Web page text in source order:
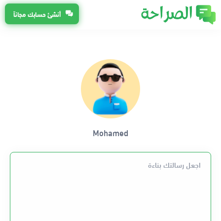
أنشئ حسابك مجاناً
Mohamed